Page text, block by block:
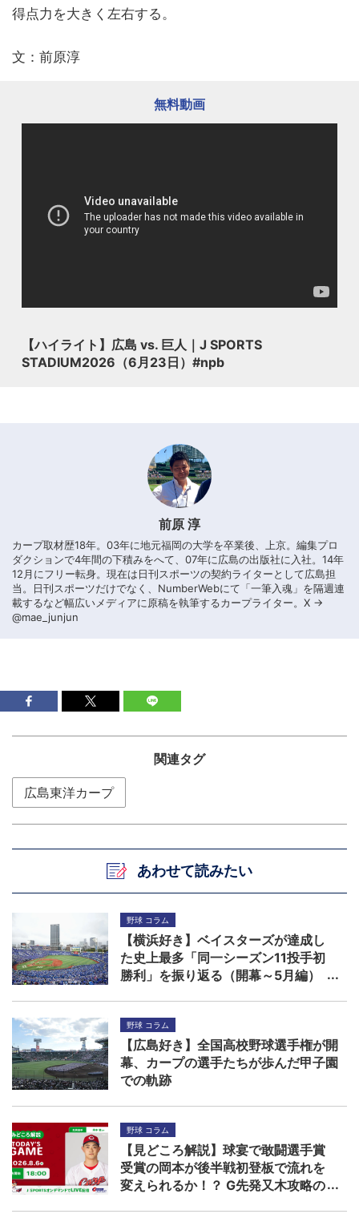
得点力を大きく左右する。
文：前原淳
無料動画
【ハイライト】広島 vs. 巨人｜J SPORTS
STADIUM2026（6月23日）#npb
前原 淳
カープ取材歴18年。03年に地元福岡の大学を卒業後、上京。編集プロ
ダクションで4年間の下積みをへて、07年に広島の出版社に入社。14年
12月にフリー転身。現在は日刊スポーツの契約ライターとして広島担
当。日刊スポーツだけでなく、NumberWebにて「一筆入魂」を隔週連
載するなど幅広いメディアに原稿を執筆するカープライター。X →
@mae_junjun
関連タグ
広島東洋カープ
あわせて読みたい
野球 コラム
【横浜好き】ベイスターズが達成し
た史上最多「同一シーズン11投手初
勝利」を振り返る（開幕～5月編）
野球 コラム
【広島好き】全国高校野球選手権が開
幕、カープの選手たちが歩んだ甲子園
での軌跡
野球 コラム
【見どころ解説】球宴で敢闘選手賞
受賞の岡本が後半戦初登板で流れを
変えられるか！？ G先発又木攻略の